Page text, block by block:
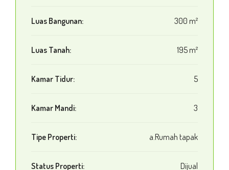
Luas Bangunan: 300 m²
Luas Tanah: 195 m²
Kamar Tidur: 5
Kamar Mandi: 3
Tipe Properti: a.Rumah tapak
Status Properti: Dijual